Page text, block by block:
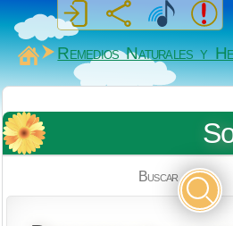
MiSabueso
Remedios Naturales y
Buscar